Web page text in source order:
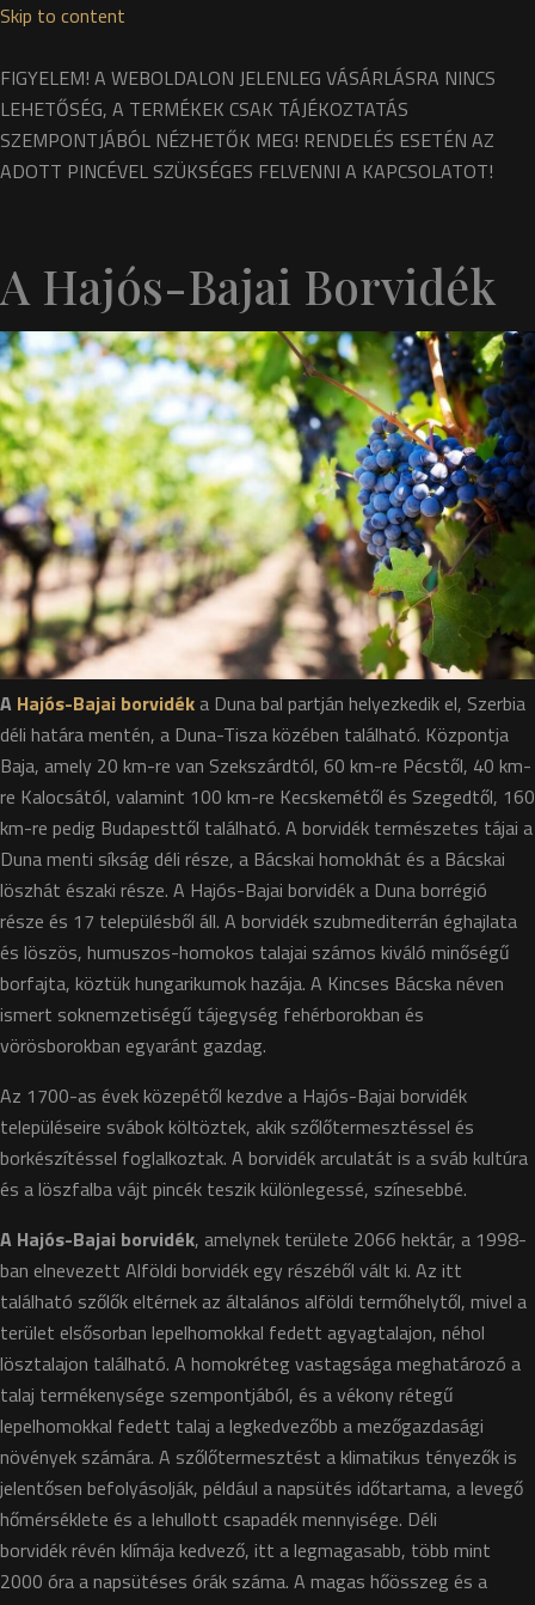
Skip to content
FIGYELEM! A WEBOLDALON JELENLEG VÁSÁRLÁSRA NINCS
LEHETŐSÉG, A TERMÉKEK CSAK TÁJÉKOZTATÁS
SZEMPONTJÁBÓL NÉZHETŐK MEG! RENDELÉS ESETÉN AZ
ADOTT PINCÉVEL SZÜKSÉGES FELVENNI A KAPCSOLATOT!
A Hajós-Bajai Borvidék
A Hajós-Bajai borvidék a Duna bal partján helyezkedik el, Szerbia
déli határa mentén, a Duna-Tisza közében található. Központja
Baja, amely 20 km-re van Szekszárdtól, 60 km-re Pécstől, 40 km-
re Kalocsától, valamint 100 km-re Kecskemétől és Szegedtől, 160
km-re pedig Budapesttől található. A borvidék természetes tájai a
Duna menti síkság déli része, a Bácskai homokhát és a Bácskai
löszhát északi része. A Hajós-Bajai borvidék a Duna borrégió
része és 17 településből áll. A borvidék szubmediterrán éghajlata
és löszös, humuszos-homokos talajai számos kiváló minőségű
borfajta, köztük hungarikumok hazája. A Kincses Bácska néven
ismert soknemzetiségű tájegység fehérborokban és
vörösborokban egyaránt gazdag.
Az 1700-as évek közepétől kezdve a Hajós-Bajai borvidék
településeire svábok költöztek, akik szőlőtermesztéssel és
borkészítéssel foglalkoztak. A borvidék arculatát is a sváb kultúra
és a löszfalba vájt pincék teszik különlegessé, színesebbé.
A Hajós-Bajai borvidék, amelynek területe 2066 hektár, a 1998-
ban elnevezett Alföldi borvidék egy részéből vált ki. Az itt
található szőlők eltérnek az általános alföldi termőhelytől, mivel a
terület elsősorban lepelhomokkal fedett agyagtalajon, néhol
lösztalajon található. A homokréteg vastagsága meghatározó a
talaj termékenysége szempontjából, és a vékony rétegű
lepelhomokkal fedett talaj a legkedvezőbb a mezőgazdasági
növények számára. A szőlőtermesztést a klimatikus tényezők is
jelentősen befolyásolják, például a napsütés időtartama, a levegő
hőmérséklete és a lehullott csapadék mennyisége. Déli
borvidék révén klímája kedvező, itt a legmagasabb, több mint
2000 óra a napsütéses órák száma. A magas hőösszeg és a